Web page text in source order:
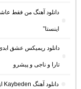
اینستا”
دانلود ریمیکس عشق
تارا و ناجی و پیشرو
دانلود آهنگ Kaybeden از MERO “رپ ترکی احساسی”